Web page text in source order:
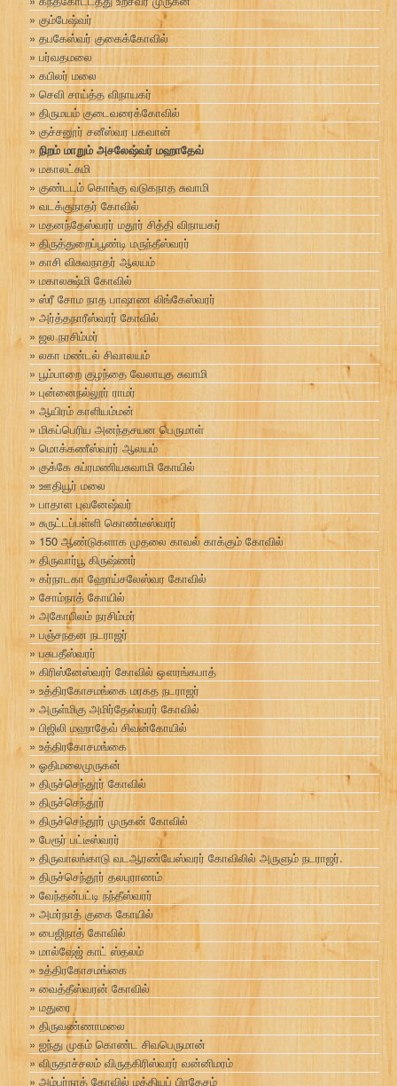
கும்பேஷ்வர்
தபகேஸ்வர் குகைக்கோவில்
பர்வதமலை
கபிலர் மலை
செவி சாய்த்த விநாயகர்
திருமயம் குடைவரைக்கோவில்
குச்சனூர் சனீஸ்வர பகவான்
நிறம் மாறும் அசலேஷ்வர் மஹாதேவ்
மகாலட்சுமி
குண்டடம் கொங்கு வடுகநாத சுவாமி
வடக்குநாதர் கோவில்
மதனந்தேஸ்வரர் மதூர் சித்தி விநாயகர்
திருத்துறைப்பூண்டி மருந்தீஸ்வரர்
காசி விசுவநாதர் ஆலயம்
மகாலக்ஷ்மி கோவில்
ஸ்ரீ சோம நாத பாஷாண லிங்கேஸ்வரர்
அர்த்தநாரீஸ்வரர் கோவில்
ஜல நரசிம்மர்
லகா மண்டல் சிவாலயம்
பூம்பாறை குழந்தை வேலாயுத சுவாமி
புன்னைநல்லூர் ராமர்
ஆயிரம் காளியம்மன்
மிகப்பெரிய அனந்தசயன பெருமாள்
மொக்கணீஸ்வரர் ஆலயம்
குக்கே சுப்ரமணியசுவாமி கோயில்
ஊதியூர் மலை
பாதாள புவனேஷ்வர்
சுருட்டப்பள்ளி கொண்டீஸ்வரர்
150 ஆண்டுகளாக முதலை காவல் காக்கும் கோவில்
திருவார்பூ கிருஷ்ணர்
கர்நாடகா ஹோய்சலேஸ்வர கோவில்
சோம்நாத் கோயில்
அகோபிலம் நரசிம்மர்
பஞ்சநதன நடராஜர்
பசுபதீஸ்வரர்
கிரிஸ்னேஸ்வரர் கோவில் ஔரங்கபாத்
உத்திரகோசமங்கை மரகத நடராஜர்
அருள்மிகு அமிர்தேஸ்வரர் கோவில்
பிஜிலி மஹாதேவ் சிவன்கோயில்
உத்திரகோசமங்கை
ஓதிமலைமுருகன்
திருச்செந்தூர் கோவில்
திருச்செந்தூர்
திருச்செந்தூர் முருகன் கோவில்
பேரூர் பட்டீஸ்வரர்
திருவாலங்காடு வடஆரண்யேஸ்வரர் கோவிலில் அருளும் நடராஜர்.
திருச்செந்தூர் தலபுராணம்
வேந்தன்பட்டி நந்தீஸ்வரர்
அமர்நாத் குகை கோயில்
பைஜிநாத் கோவில்
மால்ஷேஜ் காட் ஸ்தலம்
உத்திரகோசமங்கை
வைத்தீஸ்வரன் கோவில்
மதுரை
திருவண்ணாமலை
ஐந்து முகம் கொண்ட சிவபெருமான்
விருதாச்சலம் விருதகிரிஸ்வரர் வன்னிமரம்
அம்பர்நாத் கோவில் மத்தியப் பிரதேசம்